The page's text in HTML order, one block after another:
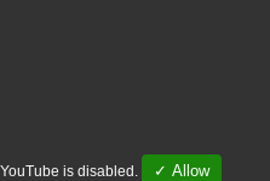
YouTube is disabled. ✓ Allow